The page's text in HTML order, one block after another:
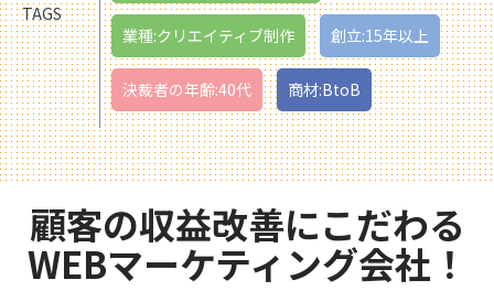
TAGS
業種:クリエイティブ制作 創立:15年以上
決裁者の年齢:40代 商材:BtoB
顧客の収益改善にこだわる
WEBマーケティング会社！